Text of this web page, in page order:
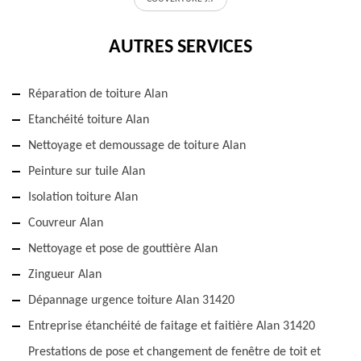
AUTRES SERVICES
Réparation de toiture Alan
Etanchéité toiture Alan
Nettoyage et demoussage de toiture Alan
Peinture sur tuile Alan
Isolation toiture Alan
Couvreur Alan
Nettoyage et pose de gouttière Alan
Zingueur Alan
Dépannage urgence toiture Alan 31420
Entreprise étanchéité de faitage et faitière Alan 31420
Prestations de pose et changement de fenêtre de toit et